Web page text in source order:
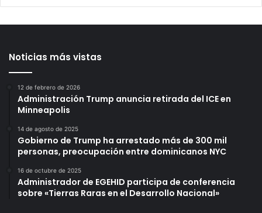
Noticias más vistas
12 de febrero de 2026
Administración Trump anuncia retirada del ICE en
Minneapolis
14 de agosto de 2025
Gobierno de Trump ha arrestado más de 300 mil
personas, preocupación entre dominicanos NYC
16 de octubre de 2025
Administrador de EGEHID participa de conferencia
sobre «Tierras Raras en el Desarrollo Nacional»